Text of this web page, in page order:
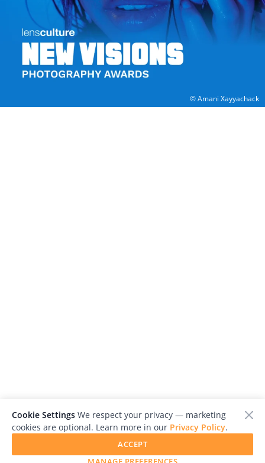
© Amani Xayyachack
Cookie Settings We respect your privacy — marketing
cookies are optional. Learn more in our Privacy Policy.
ACCEPT